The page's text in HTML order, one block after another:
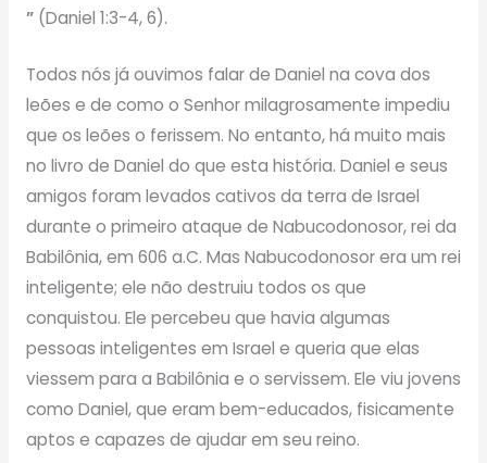
”(Daniel 1:3-4, 6).
Todos nós já ouvimos falar de Daniel na cova dos
leões e de como o Senhor milagrosamente impediu
que os leões o ferissem. No entanto, há muito mais
no livro de Daniel do que esta história. Daniel e seus
amigos foram levados cativos da terra de Israel
durante o primeiro ataque de Nabucodonosor, rei da
Babilônia, em 606 a.C. Mas Nabucodonosor era um rei
inteligente; ele não destruiu todos os que
conquistou. Ele percebeu que havia algumas
pessoas inteligentes em Israel e queria que elas
viessem para a Babilônia e o servissem. Ele viu jovens
como Daniel, que eram bem-educados, fisicamente
aptos e capazes de ajudar em seu reino.